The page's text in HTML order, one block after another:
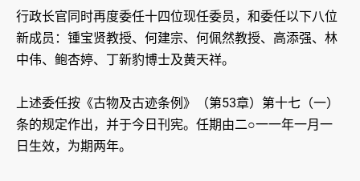
行政长官同时再度委任十四位现任委员，和委任以下八位
新成员：锺宝贤教授、何建宗、何佩然教授、高添强、林
中伟、鲍杏婷、丁新豹博士及黄天祥。
上述委任按《古物及古迹条例》（第53章）第十七（一）
条的规定作出，并于今日刊宪。任期由二○一一年一月一
日生效，为期两年。